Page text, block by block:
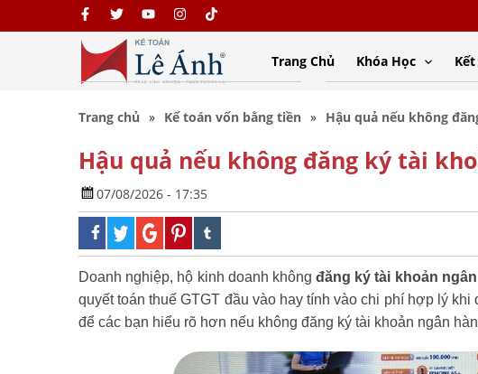
Trang Chủ Khóa Học
Trang chủ Kế toán vốn bằng tiền Hậu quả nếu không
Hậu quả nếu không đăng ký tài
07/08/2026 - 17:35
Doanh nghiệp, hộ kinh doanh khôngđăng ký tài khoản
quyết toán thuế GTGT đầu vào hay tính vào chi phí hợp lý khi
để các bạn hiểu rõ hơn nếu không đăng ký tài khoản ngân